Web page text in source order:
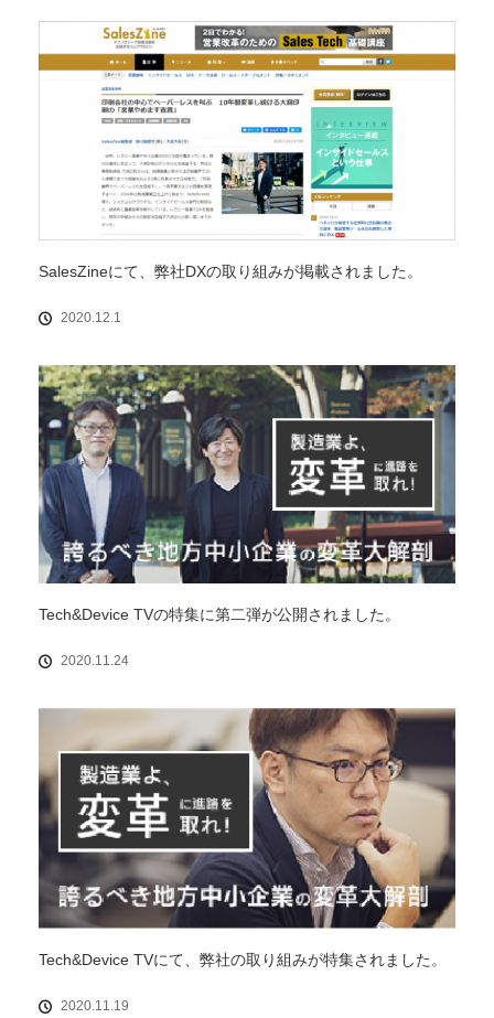
SalesZineにて、弊社DXの取り組みが掲載されました。
2020.12.1
Tech&Device TVの特集に第二弾が公開されました。
2020.11.24
Tech&Device TVにて、弊社の取り組みが特集されました。
2020.11.19